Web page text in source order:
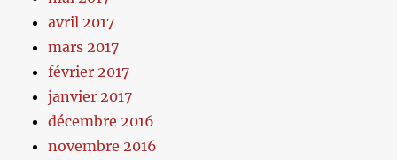
avril 2017
mars 2017
février 2017
janvier 2017
décembre 2016
novembre 2016